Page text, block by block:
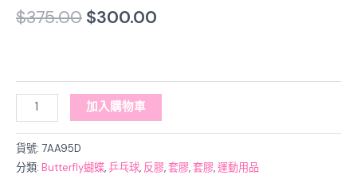
$375.00 $300.00
加入購物車
貨號: 7AA95D
分類: Butterfly蝴蝶,乒乓球, 反膠,套膠,套膠,運動用品